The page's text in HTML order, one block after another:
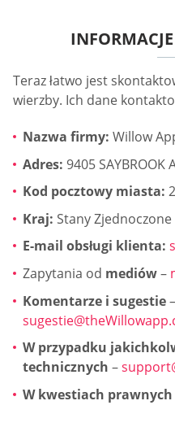
Teraz łatwo jest
wierzby. Ich dane
Nazwa firmy: Willow
Adres: 9405 SAYBROOK
Kod pocztowy miasta:
Kraj: Stany Zjednoczone
E-mail obsługi klienta:
Zapytania od mediów–
Komentarze i sugestie–
W przypadku
technicznych –
W kwestiach prawnych